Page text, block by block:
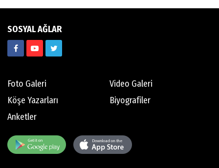
SOSYAL AĞLAR
Foto Galeri
Video Galeri
Köşe Yazarları
Biyografiler
Anketler